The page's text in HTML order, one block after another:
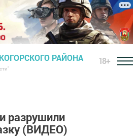
РАЙОНА 18+
разрушили
(ВИДЕО)